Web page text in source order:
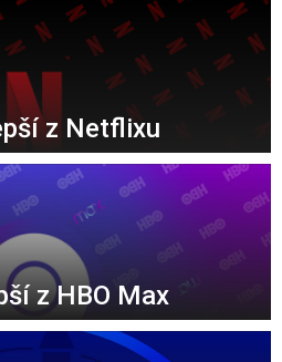
z Netflixu
z HBO Max